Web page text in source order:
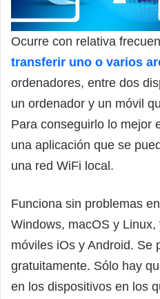
Ocurre con relativa
transferir uno o varios
ordenadores, entre dos
un ordenador y un móvil
Para conseguirlo lo mejor
una aplicación que se
una red WiFi local.
Funciona sin problemas
Windows, macOS y
móviles iOs y Android. Se
gratuitamente. Sólo hay
en los dispositivos en los